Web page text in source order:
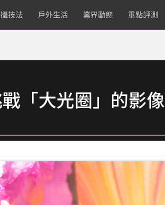
技法 戶外生活 業界動態 重點評測
「大光圈」的影